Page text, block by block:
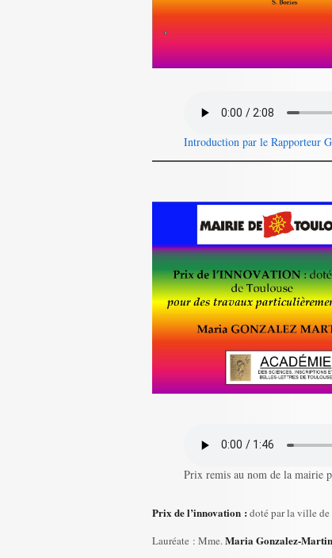
Introduction par le Rapporteur
Prix remis au nom de la mairie
Prix de l’innovation : doté par la ville
Lauréate : Mme.Maria Gonzalez-